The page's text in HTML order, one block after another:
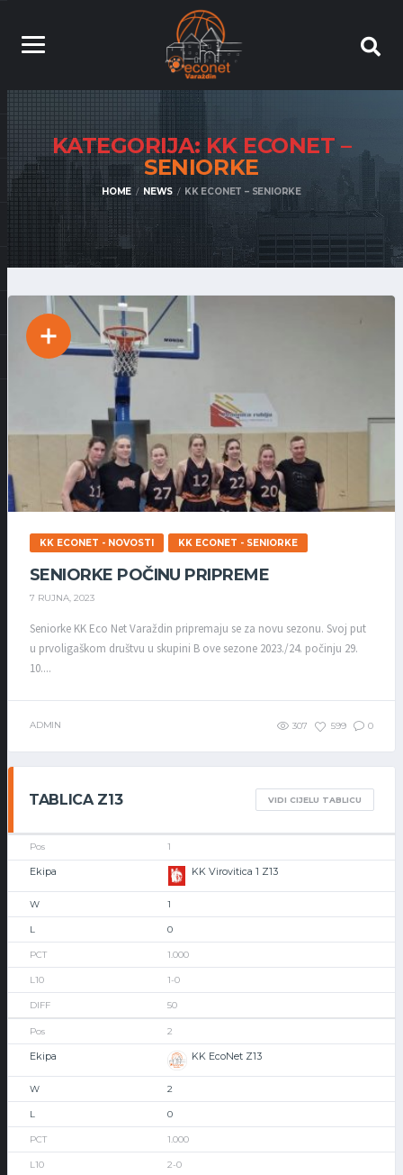
KATEGORIJA: KK ECONET –
SENIORKE
HOME NEWS KK ECONET – SENIORKE
KK ECONET - NOVOSTI KK ECONET - SENIORKE
SENIORKE POČINU PRIPREME
7 RUJNA, 2023
Seniorke KK Eco Net Varaždin pripremaju se za novu sezonu. Svoj put
u prvoligaškom društvu u skupini B ove sezone 2023./24. počinju 29.
10....
ADMIN 307 599 0
TABLICA Z13 VIDI CIJELU TABLICU
1
KK Virovitica 1 Z13
1
0
1.000
1-0
50
2
KK EcoNet Z13
2
0
1.000
2-0